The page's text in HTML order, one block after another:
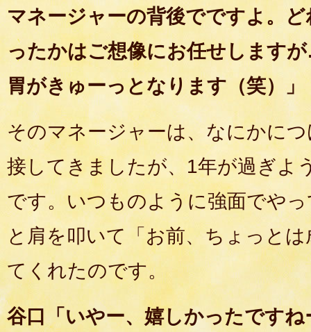
マネージャーの背後でですよ。
ったかはご想像にお任せします
胃がきゅーっとなります（笑）」
そのマネージャーは、なにかに
接してきましたが、1年が過ぎよ
です。いつものように強面でや
と肩を叩いて「お前、ちょっと
てくれたのです。
谷口「いやー、嬉しかったです